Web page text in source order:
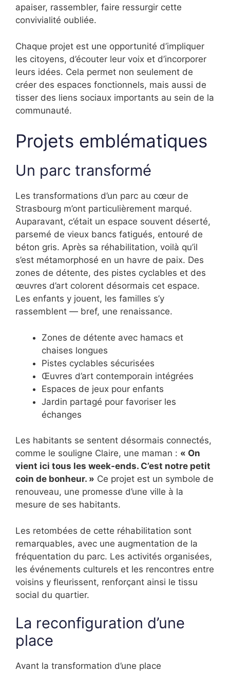
apaiser, rassembler, faire ressurgir cette
convivialité oubliée.
Chaque projet est une opportunité d’impliquer
les citoyens, d’écouter leur voix et d’incorporer
leurs idées. Cela permet non seulement de
créer des espaces fonctionnels, mais aussi de
tisser des liens sociaux importants au sein de la
communauté.
Projets emblématiques
Un parc transformé
Les transformations d’un parc au cœur de
Strasbourg m’ont particulièrement marqué.
Auparavant, c’était un espace souvent déserté,
parsemé de vieux bancs fatigués, entouré de
béton gris. Après sa réhabilitation, voilà qu’il
s’est métamorphosé en un havre de paix. Des
zones de détente, des pistes cyclables et des
œuvres d’art colorent désormais cet espace.
Les enfants y jouent, les familles s’y
rassemblent — bref, une renaissance.
Zones de détente avec hamacs et
chaises longues
Pistes cyclables sécurisées
Œuvres d’art contemporain intégrées
Espaces de jeux pour enfants
Jardin partagé pour favoriser les
échanges
Les habitants se sentent désormais connectés,
comme le souligne Claire, une maman : « On
vient ici tous les week-ends. C’est notre petit
coin de bonheur. » Ce projet est un symbole de
renouveau, une promesse d’une ville à la
mesure de ses habitants.
Les retombées de cette réhabilitation sont
remarquables, avec une augmentation de la
fréquentation du parc. Les activités organisées,
les événements culturels et les rencontres entre
voisins y fleurissent, renforçant ainsi le tissu
social du quartier.
La reconfiguration d’une
place
Avant la transformation d’une place